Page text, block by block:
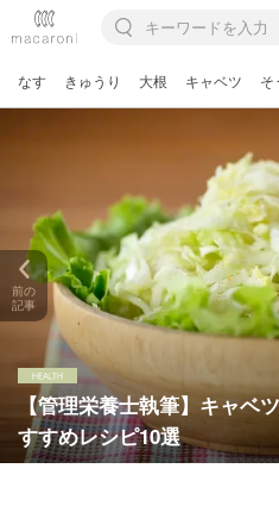
なす きゅうり 大根 キャベツ そ
【管理栄養士執筆】キャベ
すすめレシピ10選
前の
記事